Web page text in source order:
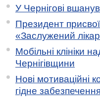
У Чернігові
Президент
«Заслужений
Мобільні клініки
Чернігівщини
Нові мотиваційні
гідне забезпечення